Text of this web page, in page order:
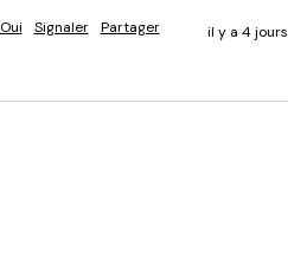
Oui Signaler Partager il y a 4 jours